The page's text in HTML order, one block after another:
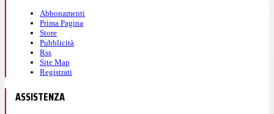
Abbonamenti
Prima Pagina
Store
Pubblicità
Rss
Site Map
Registrati
ASSISTENZA